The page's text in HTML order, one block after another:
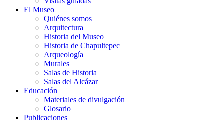
El Museo
Quiénes somos
Arquitectura
Historia del Museo
Historia de Chapultepec
Arqueología
Murales
Salas de Historia
Salas del Alcázar
Educación
Materiales de divulgación
Glosario
Publicaciones